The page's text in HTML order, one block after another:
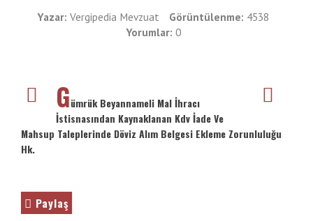
Yazar: Vergipedia Mevzuat Görüntülenme: 4538
Yorumlar: 0
Gümrük Beyannameli Mal İhracı
İstisnasından Kaynaklanan Kdv İade Ve
Mahsup Taleplerinde Döviz Alım Belgesi Ekleme Zorunluluğu
Hk.
Paylaş
DOKUNUN